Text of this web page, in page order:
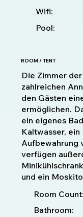
Wifi:
Pool:
ROOM / TENT
Die Zimmer
zahlreichen
den Gästen
ermöglichen.
ein eigenes
Kaltwasser,
Aufbewahrung
verfügen
und ein
Room Count:
Bathroom: